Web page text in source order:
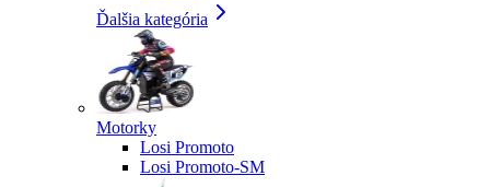
Ďalšia kategória
Motorky
Losi Promoto
Losi Promoto-SM